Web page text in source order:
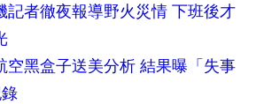
記者徹夜報導野火災情 下班後才
黑盒子送美分析 結果曝「失事